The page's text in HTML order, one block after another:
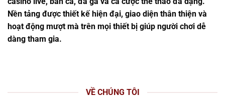
Nền tảng được thiết kế hiện đại, giao diện thân thiện và
hoạt động mượt mà trên mọi thiết bị giúp người chơi dễ
dàng tham gia.
VỀ CHÚNG TÔI